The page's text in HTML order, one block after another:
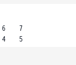
6
4
7
5